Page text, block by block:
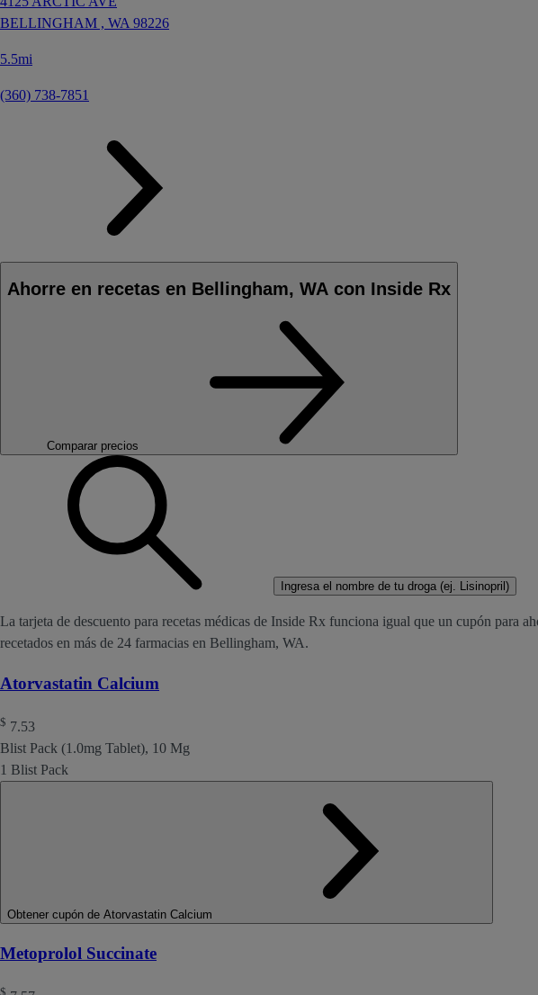
BELLINGHAM , WA 98226
5.5mi
(360) 738-7851
Ahorre en recetas en Bellingham, WA con Inside Rx
Comparar precios
Ingresa el nombre de tu droga (ej. Lisinopril)
La tarjeta de descuento para recetas médicas de Inside Rx funciona igual que un cupón para
recetados en más de 24 farmacias en Bellingham, WA.
Atorvastatin Calcium
$ 7.53
Blist Pack (1.0mg Tablet), 10 Mg
1 Blist Pack
Obtener cupón de Atorvastatin Calcium
Metoprolol Succinate
$